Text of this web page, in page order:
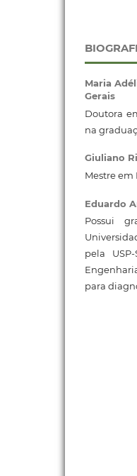
Maria
Gerais
Doutora
na
Giuliano
Mestre em
Eduardo
Possui
pela
para